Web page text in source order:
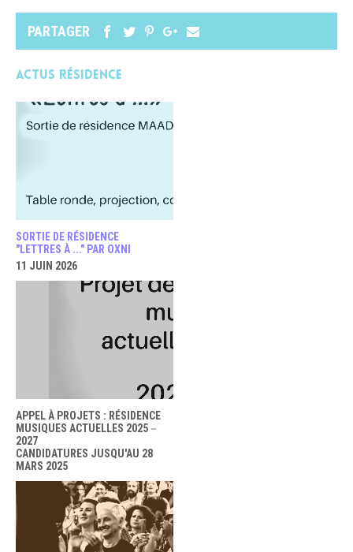
PARTAGER
Actus Résidence
SORTIE DE RÉSIDENCE
"LETTRES À ..." PAR OXNI
11 JUIN 2026
APPEL À PROJETS : RÉSIDENCE
MUSIQUES ACTUELLES 2025－
2027
CANDIDATURES JUSQU'AU 28
MARS 2025